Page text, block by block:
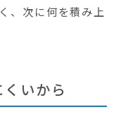
、次に何を積み上
いから